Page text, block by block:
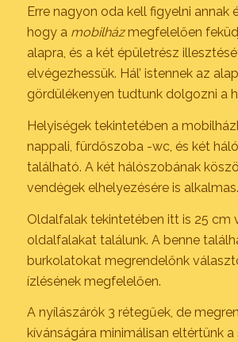
Erre nagyon oda kell figyelni annak
hogy a mobilházmegfelelően
alapra, és a két épületrész
elvégezhessük. Hál’ istennek az
gördülékenyen tudtunk dolgozni a
Helyiségek tekintetében a
nappali, fürdőszoba -wc, és két
található. A két hálószobának
vendégek elhelyezésére is alkalmas.
Oldalfalak tekintetében itt is 25 cm
oldalfalakat találunk. A benne
burkolatokat megrendelőnk
ízlésének megfelelően.
A nyílászárók 3 rétegűek, de
kívánságára minimálisan eltértünk